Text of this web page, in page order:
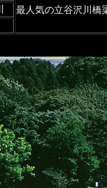
最人気の立谷沢川橋